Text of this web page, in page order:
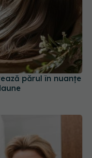
părul în nuanțe